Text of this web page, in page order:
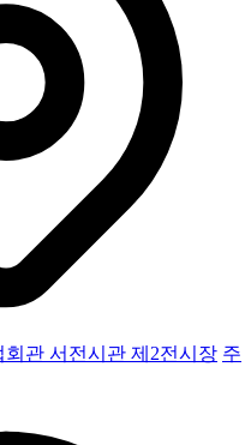
관 서전시관 제2전시장 주